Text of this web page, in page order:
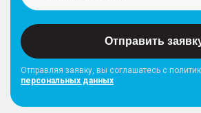
Отправить
Отправляя заявку, вы соглашатесь с
персональных данных